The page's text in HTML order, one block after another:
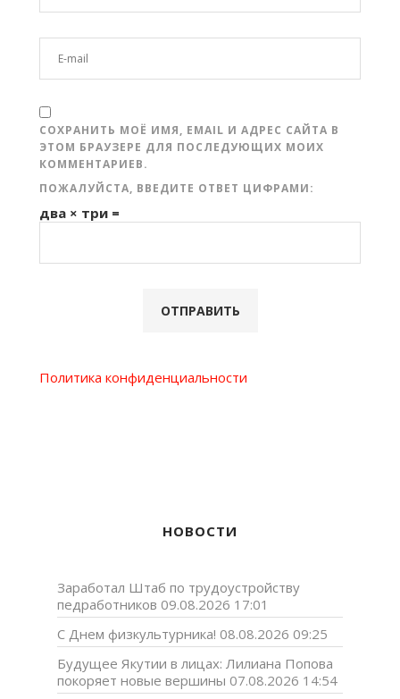
СОХРАНИТЬ МОЁ ИМЯ, EMAIL И АДРЕС САЙТА В
ЭТОМ БРАУЗЕРЕ ДЛЯ ПОСЛЕДУЮЩИХ МОИХ
КОММЕНТАРИЕВ.
ПОЖАЛУЙСТА, ВВЕДИТЕ ОТВЕТ ЦИФРАМИ:
два × три =
Политика конфиденциальности
НОВОСТИ
Заработал Штаб по трудоустройству
педработников 09.08.2026 17:01
С Днем физкультурника! 08.08.2026 09:25
Будущее Якутии в лицах: Лилиана Попова
покоряет новые вершины 07.08.2026 14:54